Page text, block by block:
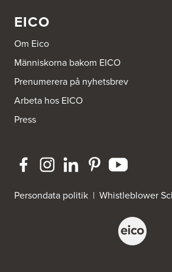
EICO
Om Eico
Människorna bakom EICO
Prenumerera på nyhetsbrev
Arbeta hos EICO
Press
Persondata politik | Whistleblower